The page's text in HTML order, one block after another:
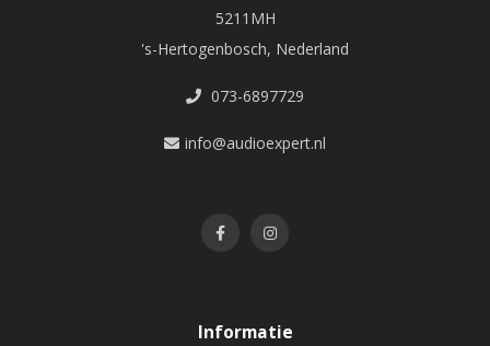
5211MH
's-Hertogenbosch, Nederland
073-6897729
info@audioexpert.nl
Informatie